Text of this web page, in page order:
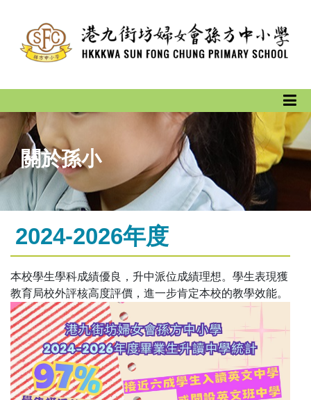
關於孫小
2024-2026年度
本校學生學科成績優良，升中派位成績理想。學生表現獲
教育局校外評核高度評價，進一步肯定本校的教學效能。